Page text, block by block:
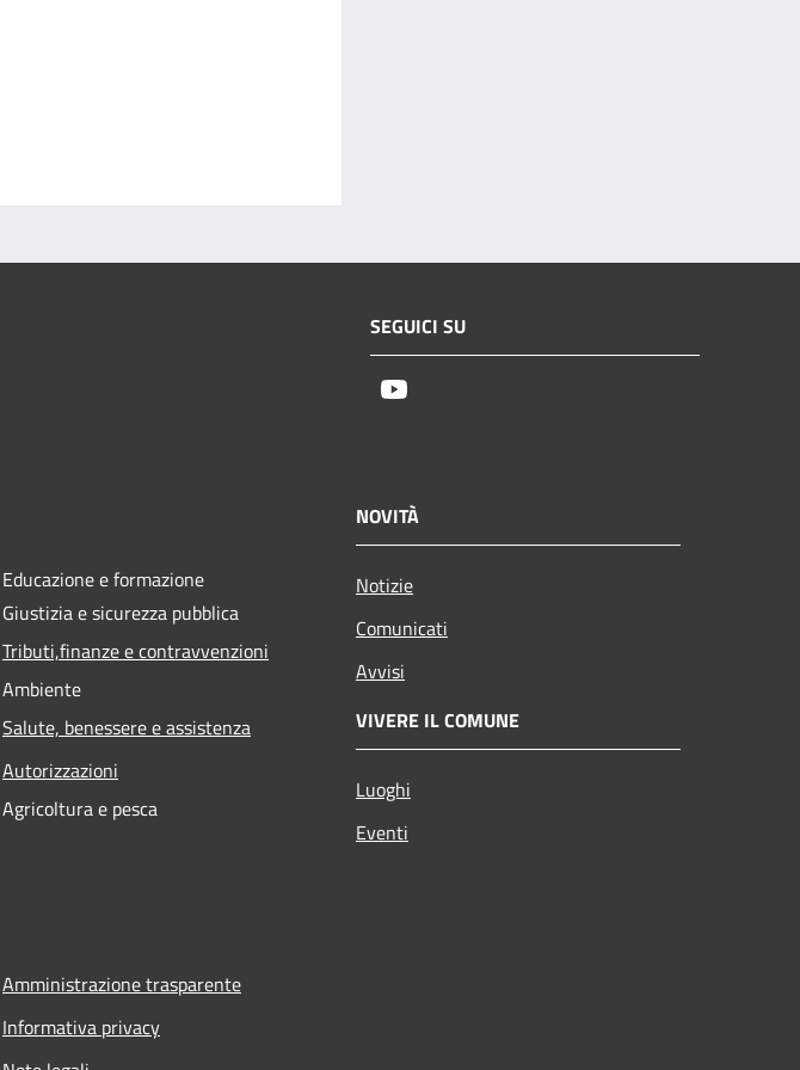
SEGUICI SU
Educazione e formazione
Giustizia e sicurezza pubblica
Tributi,finanze e contravvenzioni
Ambiente
Salute, benessere e assistenza
Autorizzazioni
Agricoltura e pesca
NOVITÀ
Notizie
Comunicati
Avvisi
VIVERE IL COMUNE
Luoghi
Eventi
Amministrazione trasparente
Informativa privacy